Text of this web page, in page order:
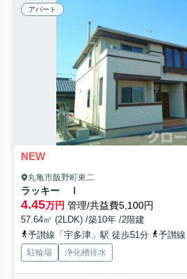
アパート
NEW
丸亀市飯野町東二
ラッキー Ⅰ
4.45万円 管理/共益費5,100円
57.64㎡ (2LDK) /築10年 /2階建
予讃線「宇多津」駅 徒歩51分
予讃
駐輪場 浄化槽排水